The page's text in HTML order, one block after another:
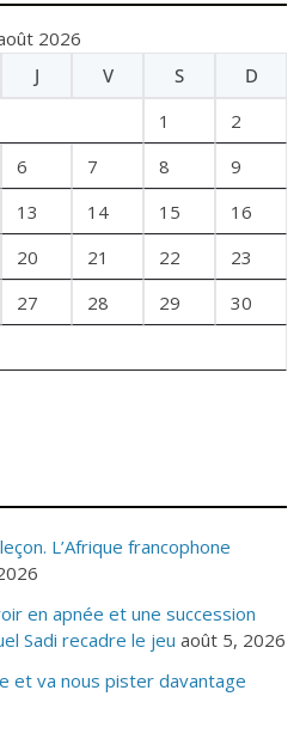
2026
J V S
D
1
2
6 7 8
9
13 14 15
16
20 21 22
23
27 28 29
30
L’Afrique francophone
en apnée et une succession
Sadi recadre le jeu août 5, 2026
et va nous pister davantage